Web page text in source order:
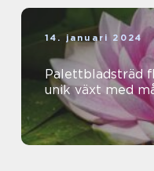
14. januari 2024
Palettbladsträd
unik växt med